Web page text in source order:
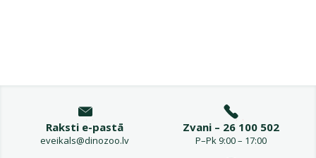
Raksti e-pastā
eveikals@dinozoo.lv
Zvani – 26 100 502
P–Pk 9:00 – 17:00